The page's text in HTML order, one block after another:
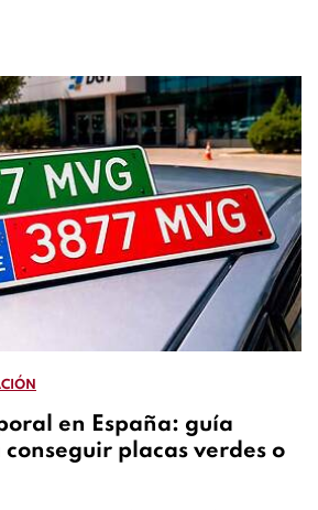
en España: guía
placas verdes o